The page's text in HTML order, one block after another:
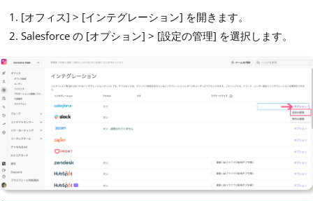
[オフィス] > [インテグレーション] を開きます。
Salesforce の [オプション] > [設定の管理] を選択します。